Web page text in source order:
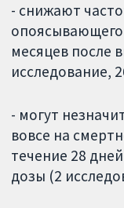
- снижают
опоясывающего
месяцев после
исследование,
- могут
вовсе на
течение 28
дозы (2